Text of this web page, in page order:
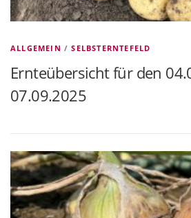
ALLGEMEIN /SELBSTERNTEFELD
Ernteübersicht für den
07.09.2025